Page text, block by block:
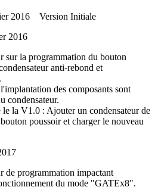
2016 Version Initiale
2016
sur la programmation du bouton
anti-rebond et
des composants sont
condensateur.
le la V1.0 : Ajouter un condensateur de
poussoir et charger le nouveau
de programmation impactant
du mode "GATEx8".